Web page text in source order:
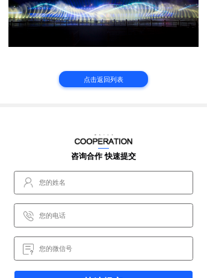
点击返回列表
咨询合作 快速提交